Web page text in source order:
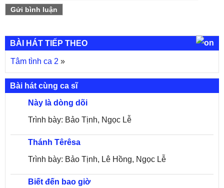
BÀI HÁT TIẾP THEO
Tâm tình ca 2 »
Bài hát cùng ca sĩ
Này là dòng dõi
Trình bày: Bảo Tịnh, Ngọc Lễ
Thánh Têrêsa
Trình bày: Bảo Tịnh, Lê Hồng, Ngọc Lễ
Biết đến bao giờ